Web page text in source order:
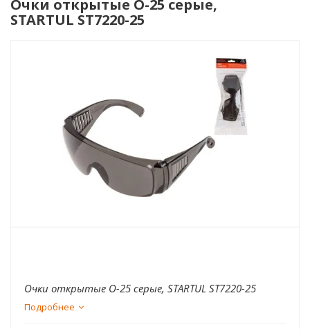
Очки открытые О-25 серые,
STARTUL ST7220-25
Очки открытые О-25 серые, STARTUL ST7220-25
Подробнее